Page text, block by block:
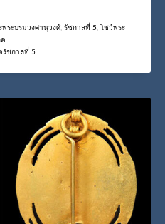
ระบรมวงศานุวงศ์, รัชกาลที่ 5 , โชว์พระ
ต
รัชกาลที่ 5